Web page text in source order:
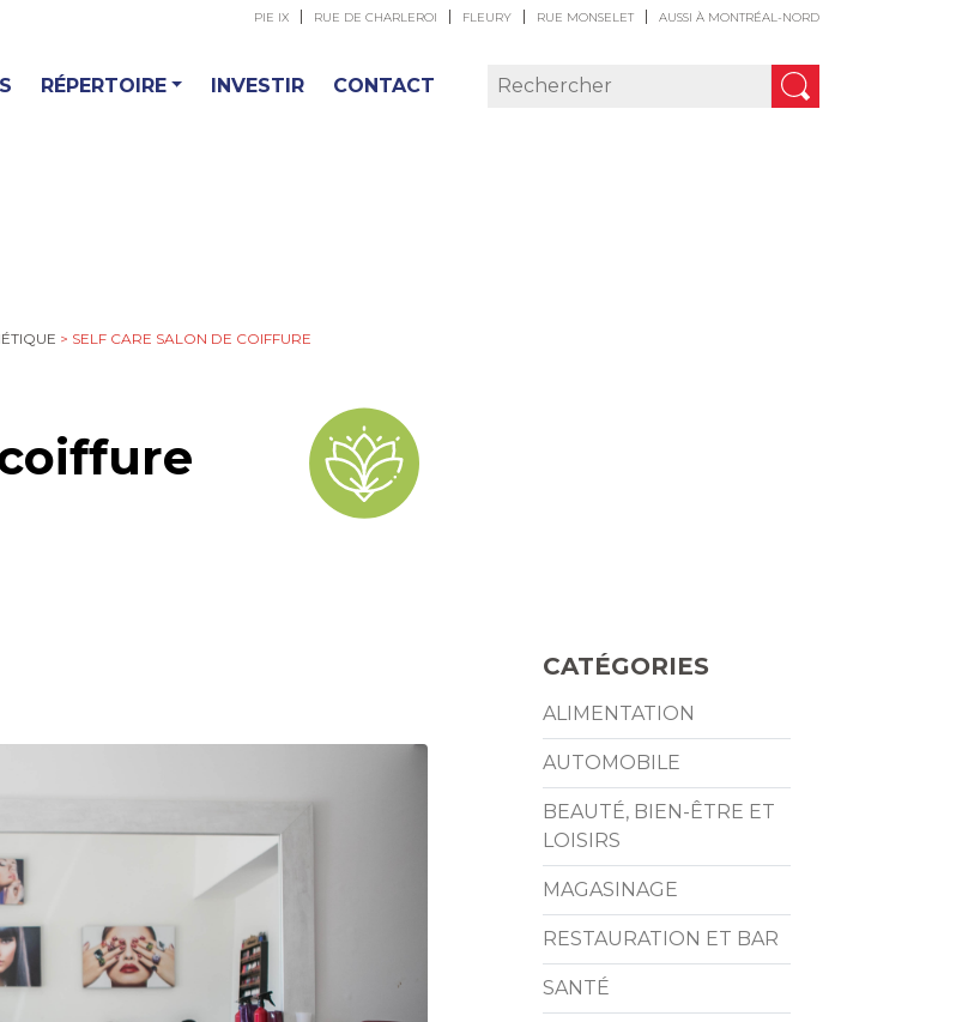
PIE IX RUE DE CHARLEROI FLEURY RUE MONSELET AUSSI À MONTRÉAL-NORD
RÉPERTOIRE INVESTIR CONTACT
> SELF CARE SALON DE COIFFURE
CATÉGORIES
ALIMENTATION
AUTOMOBILE
BEAUTÉ, BIEN-ÊTRE ET
LOISIRS
MAGASINAGE
RESTAURATION ET BAR
SANTÉ